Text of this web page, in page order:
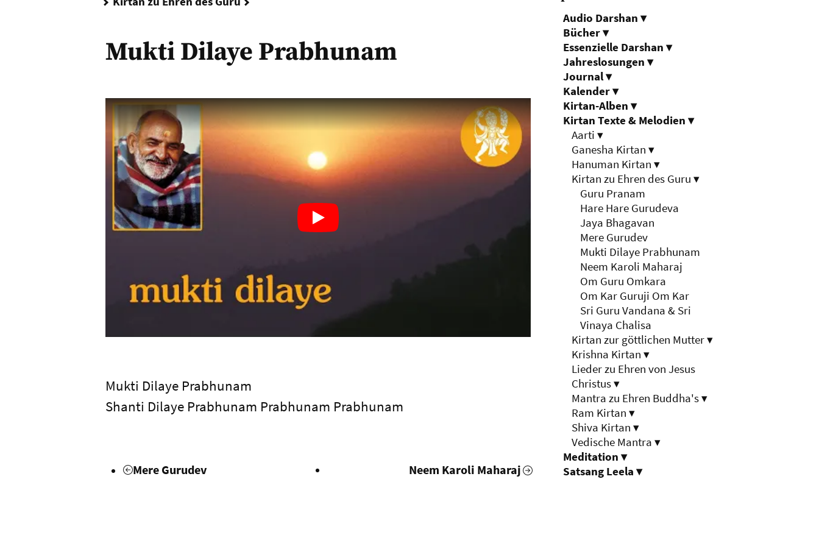
Mukti Dilaye Prabhunam
Mukti Dilaye Prabhunam
Shanti Dilaye Prabhunam Prabhunam Prabhunam
Mere Gurudev Neem Karoli Maharaj
Audio Darshan▾
Bücher▾
Essenzielle Darshan▾
Jahreslosungen▾
Journal▾
Kalender▾
Kirtan-Alben▾
Kirtan Texte & Melodien▾
Aarti▾
Ganesha Kirtan▾
Hanuman Kirtan▾
Kirtan zu Ehren des Guru▾
Guru Pranam
Hare Hare Gurudeva
Jaya Bhagavan
Mere Gurudev
Mukti Dilaye Prabhunam
Neem Karoli Maharaj
Om Guru Omkara
Om Kar Guruji Om Kar
Sri Guru Vandana & Sri
Vinaya Chalisa
Kirtan zur göttlichen Mutter▾
Krishna Kirtan▾
Lieder zu Ehren von Jesus
Christus▾
Mantra zu Ehren Buddha's▾
Ram Kirtan▾
Shiva Kirtan▾
Vedische Mantra▾
Meditation▾
Satsang Leela▾